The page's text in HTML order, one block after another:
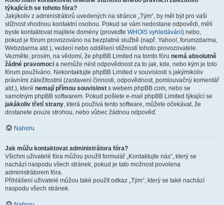
týkajících se tohoto fóra?
Jakýkoliv z administrátorů uvedených na stránce „Tým“, by měl být pro vaši
stížnost vhodnou kontaktní osobou. Pokud se vám nedostane odpovědi, měli
byste kontaktovat majitele domény (proveďte WHOIS vyhledávání) nebo,
pokud je fórum provozováno na bezplatné službě (např. Yahoo!, forumzdarma,
Webzdarma atd.), vedení nebo oddělení stížností tohoto provozovatele.
Vezměte, prosím, na vědomí, že phpBB Limited na tomto fóru nemá absolutně
žádné pravomoci a nemůže nést odpovědnost za to jak, kde, nebo kým je toto
fórum používáno. Nekontaktujte phpBB Limited v souvislosti s jakýmikoliv
právními záležitostmi (zastavení činnosti, odpovědnost, pomlouvačný komentář
atd.), které nemají přímou souvislost s webem phpBB.com, nebo se
samotným phpBB softwarem. Pokud pošlete e-mail phpBB Limited týkající se
jakákoliv třetí strany, která používá tento software, můžete očekávat, že
dostanete pouze strohou, nebo vůbec žádnou odpověď.
Nahoru
Jak můžu kontaktovat administrátora fóra?
Všichni uživatelé fóra můžou použít formulář „Kontaktujte nás“, který se
nachází naspodu všech stránek, pokud je tato možnost povolena
administrátorem fóra.
Přihlášení uživatelé můžou také použít odkaz „Tým“, který se také nachází
naspodu všech stránek.